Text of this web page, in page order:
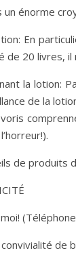
un énorme
En
de 20 livres, il
la lotion:
de la
de produits
de